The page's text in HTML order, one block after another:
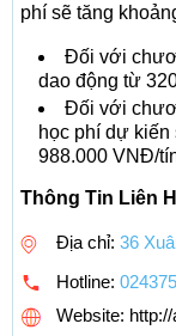
phí sẽ tăng
Đối với
dao động từ
Đối với
học phí dự kiến
988.000 VNĐ/
Thông Tin Liên
Địa chỉ: 36
Hotline:
Website: